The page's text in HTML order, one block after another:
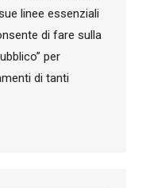
linee essenziali
di fare sulla
per
di tanti